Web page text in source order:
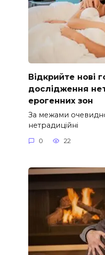
Відкрийте нові
дослідження
ерогенних зон
За межами
нетрадиційні
0 22